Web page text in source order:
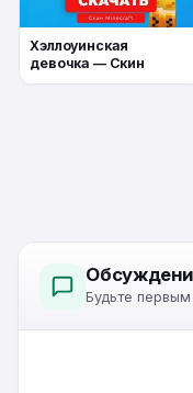
Хэллоуинская
девочка — Скин
Будьте